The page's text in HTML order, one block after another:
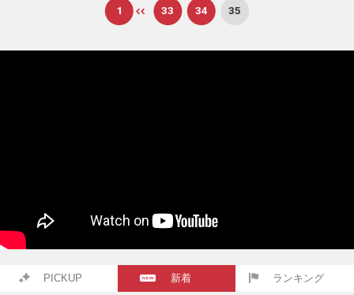
1 33 34 35
PICKUP 新着 ランキング